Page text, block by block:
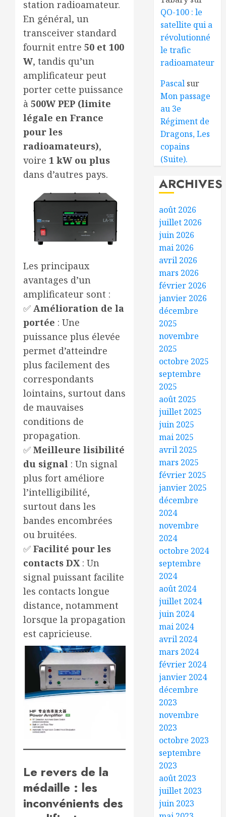
station radioamateur.
En général, un
transceiver standard
fournit entre 50 et 100
W, tandis qu’un
amplificateur peut
porter cette puissance
à 500W PEP (limite
légale en France
pour les
radioamateurs),
voire 1 kW ou plus
dans d’autres pays.
Les principaux
avantages d’un
amplificateur sont :
✅ Amélioration de la
portée : Une
puissance plus élevée
permet d’atteindre
plus facilement des
correspondants
lointains, surtout dans
de mauvaises
conditions de
propagation.
✅ Meilleure lisibilité
du signal : Un signal
plus fort améliore
l’intelligibilité,
surtout dans les
bandes encombrées
ou bruitées.
✅ Facilité pour les
contacts DX : Un
signal puissant facilite
les contacts longue
distance, notamment
lorsque la propagation
est capricieuse.
Le revers de la
médaille : les
inconvénients des
QO-100 : le
satellite qui a
révolutionné
le trafic
radioamateur
Pascal sur
Mon passage
au 3e
Régiment de
Dragons, Les
copains
(Suite).
ARCHIVES
août 2026
juillet 2026
juin 2026
mai 2026
avril 2026
mars 2026
février 2026
janvier 2026
décembre
2025
novembre
2025
octobre 2025
septembre
2025
août 2025
juillet 2025
juin 2025
mai 2025
avril 2025
mars 2025
février 2025
janvier 2025
décembre
2024
novembre
2024
octobre 2024
septembre
2024
août 2024
juillet 2024
juin 2024
mai 2024
avril 2024
mars 2024
février 2024
janvier 2024
décembre
2023
novembre
2023
octobre 2023
septembre
2023
août 2023
juillet 2023
juin 2023